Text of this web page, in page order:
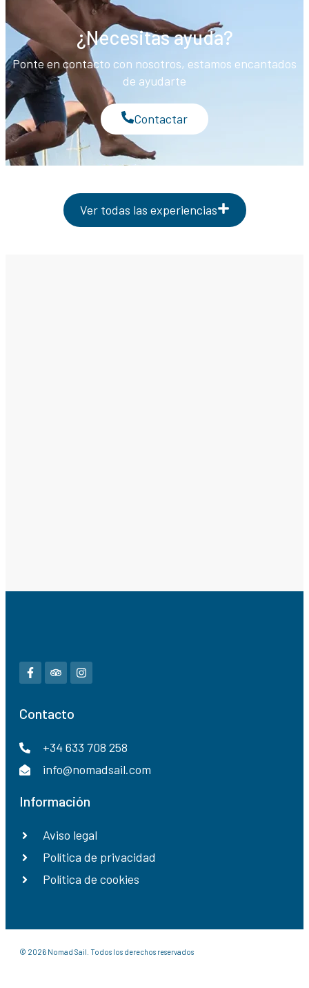
¿Necesitas ayuda?
Ponte en contacto con nosotros, estamos encantados
de ayudarte
Contactar
Ver todas las experiencias
Contacto
+34 633 708 258
info@nomadsail.com
Información
Aviso legal
Política de privacidad
Política de cookies
© 2026 Nomad Sail. Todos los derechos reservados